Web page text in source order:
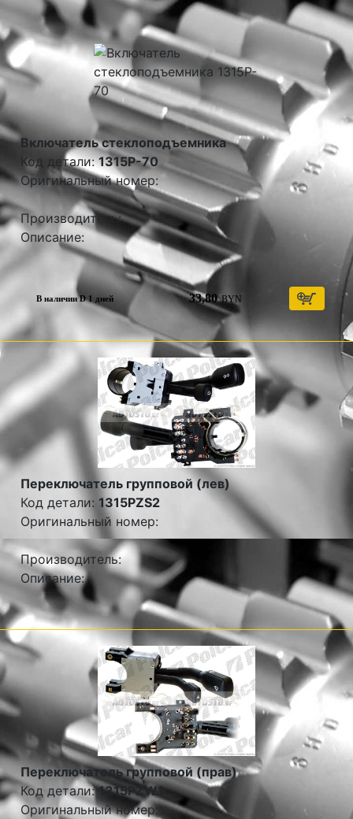
Включатель стеклоподъемника
Код детали:1315P-70
Оригинальный номер:
Производитель:
Описание:
В наличии D 1 дней 33,80 BYN
Переключатель групповой (лев)
Код детали: 1315PZS2
Оригинальный номер:
Производитель:
Описание:
Переключатель групповой (прав)
Код детали:1315PZW1
Оригинальный номер: